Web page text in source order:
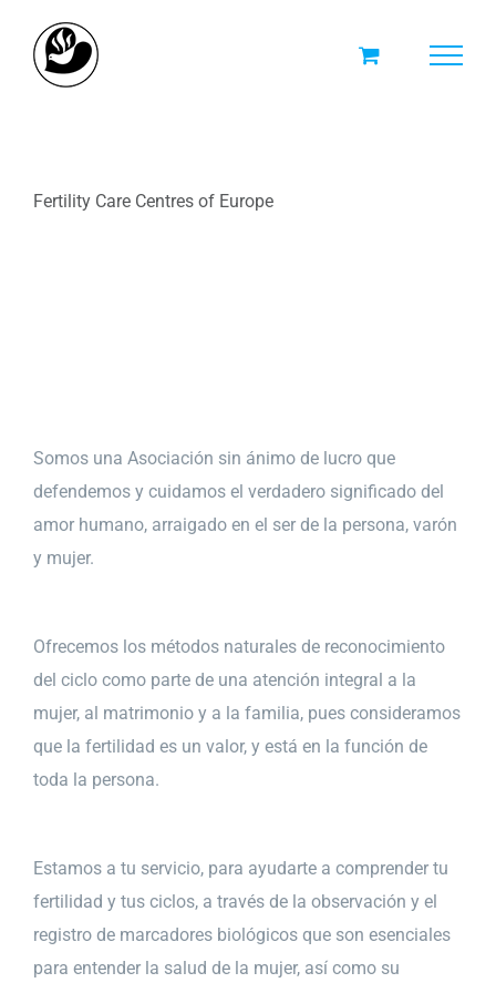
content
Fertility Care Centres of Europe
Somos una Asociación sin ánimo de lucro que
defendemos y cuidamos el verdadero significado del
amor humano, arraigado en el ser de la persona, varón
y mujer.
Ofrecemos los métodos naturales de reconocimiento
del ciclo como parte de una atención integral a la
mujer, al matrimonio y a la familia, pues consideramos
que la fertilidad es un valor, y está en la función de
toda la persona.
Estamos a tu servicio, para ayudarte a comprender tu
fertilidad y tus ciclos, a través de la observación y el
registro de marcadores biológicos que son esenciales
para entender la salud de la mujer, así como su